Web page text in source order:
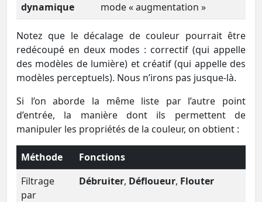
dynamique
mode « augmentation »
Notez que le décalage de couleur pourrait être
redécoupé en deux modes : correctif (qui appelle
des modèles de lumière) et créatif (qui appelle des
modèles perceptuels). Nous n’irons pas jusque-là.
Si l’on aborde la même liste par l’autre point
d’entrée, la manière dont ils permettent de
manipuler les propriétés de la couleur, on obtient :
Méthode
Fonctions
Filtrage
par
Débruiter, Défloueur, Flouter